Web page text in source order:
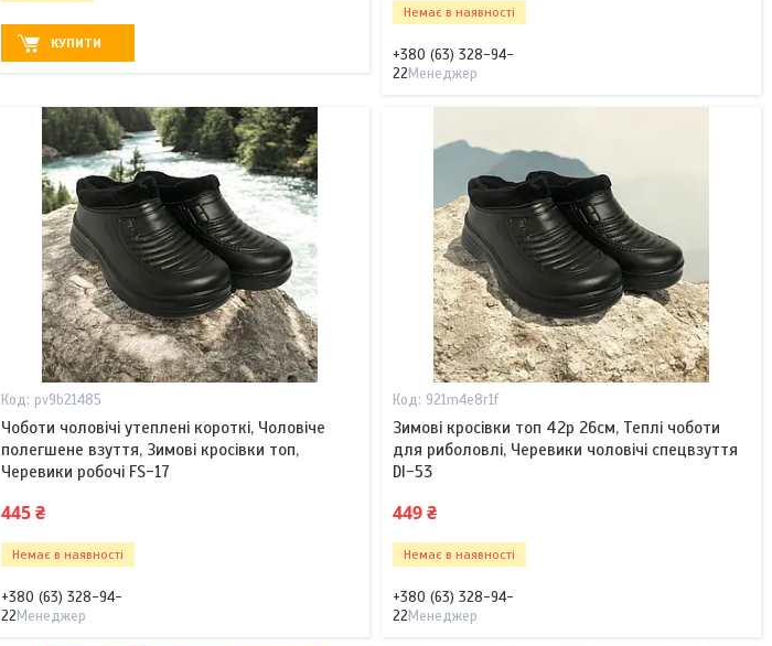
КУПИТИ
Немає в наявності
+380 (63) 328-94-
22Менеджер
pv9b21485
Чоботи чоловічі утеплені короткі, Чоловіче
полегшене взуття, Зимові кросівки топ,
Черевики робочі FS-17
445 ₴
Немає в наявності
+380 (63) 328-94-
22Менеджер
921m4e8r1f
Зимові кросівки топ 42р 26см, Теплі чоботи
для риболовлі, Черевики чоловічі спецвзуття
DI-53
449 ₴
Немає в наявності
+380 (63) 328-94-
22Менеджер